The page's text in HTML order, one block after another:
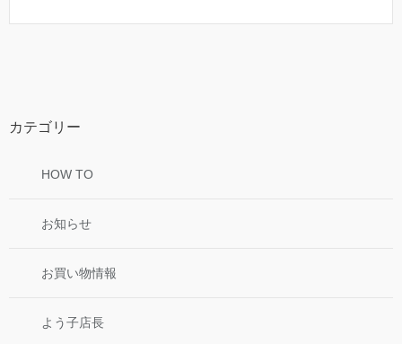
カテゴリー
HOW TO
お知らせ
お買い物情報
よう子店長